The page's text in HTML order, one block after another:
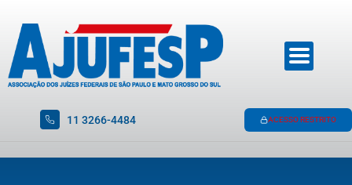
11 3266-4484 ACESSO RESTRITO